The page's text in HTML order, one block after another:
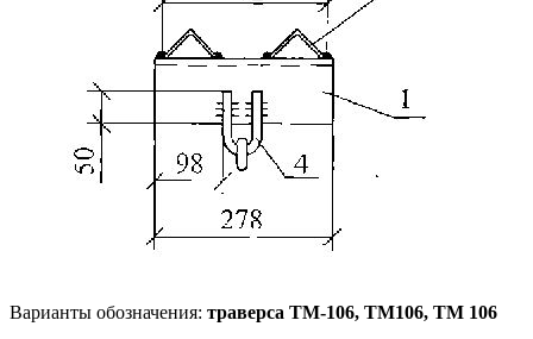
Варианты обозначения: траверса ТМ-106, ТМ106, ТМ 106